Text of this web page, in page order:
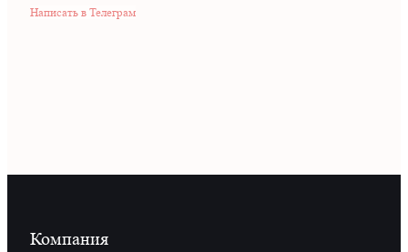
Написать в Телеграм
Компания